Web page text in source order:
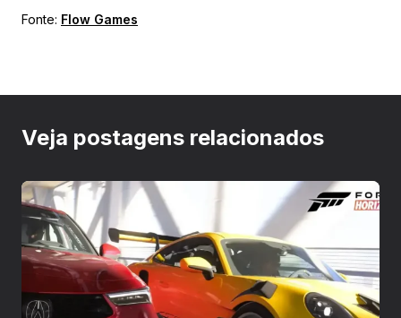
Fonte: Flow Games
Veja postagens relacionados